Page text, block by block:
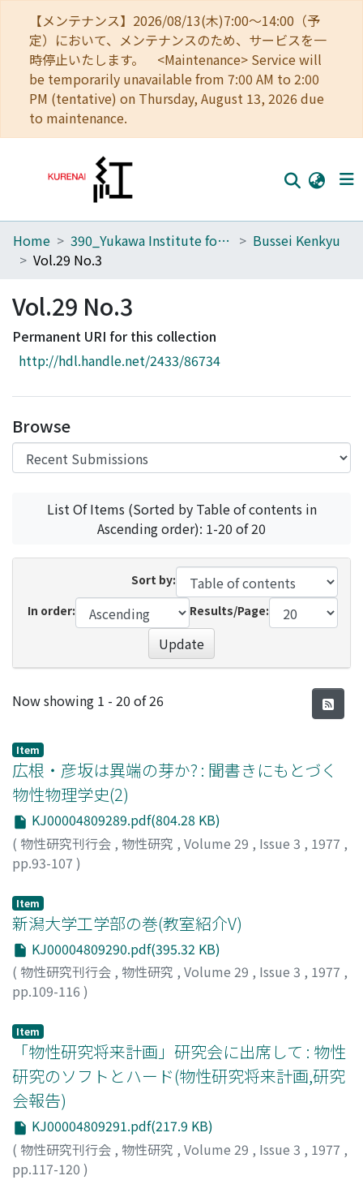
【メンテナンス】2026/08/13(木)7:00～14:00（予
定）において、メンテナンスのため、サービスを一
時停止いたします。 <Maintenance> Service will
be temporarily unavailable from 7:00 AM to 2:00
PM (tentative) on Thursday, August 13, 2026 due
to maintenance.
Home
Browse
Download Ranking
Access Statistics
Home 390_Yukawa Institute for Theoretical Physics
Bussei Kenkyu
Vol.29 No.3
Vol.29 No.3
Permanent URI for this collection
http://hdl.handle.net/2433/86734
Browse
List Of Items (Sorted by Table of contents in
Ascending order): 1-20 of 20
Sort by:
In order:
Results/Page:
Update
Recent Submissions
Now showing 1 - 20 of 26
Item
広根・彦坂は異端の芽か? : 聞書きにもとづく
物性物理学史(2)
KJ00004809289.pdf(804.28 KB)
( 物性研究刊行会 , 物性研究 , Volume 29 , Issue 3 , 1977 ,
pp.93-107 )
Item
新潟大学工学部の巻(教室紹介V)
KJ00004809290.pdf(395.32 KB)
( 物性研究刊行会 , 物性研究 , Volume 29 , Issue 3 , 1977 ,
pp.109-116 )
Item
「物性研究将来計画」研究会に出席して : 物性
研究のソフトとハード(物性研究将来計画,研究
会報告)
KJ00004809291.pdf(217.9 KB)
( 物性研究刊行会 , 物性研究 , Volume 29 , Issue 3 , 1977 ,
pp.117-120 )